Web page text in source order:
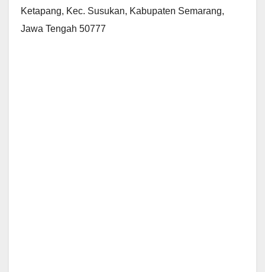
Ketapang, Kec. Susukan, Kabupaten Semarang,
Jawa Tengah 50777